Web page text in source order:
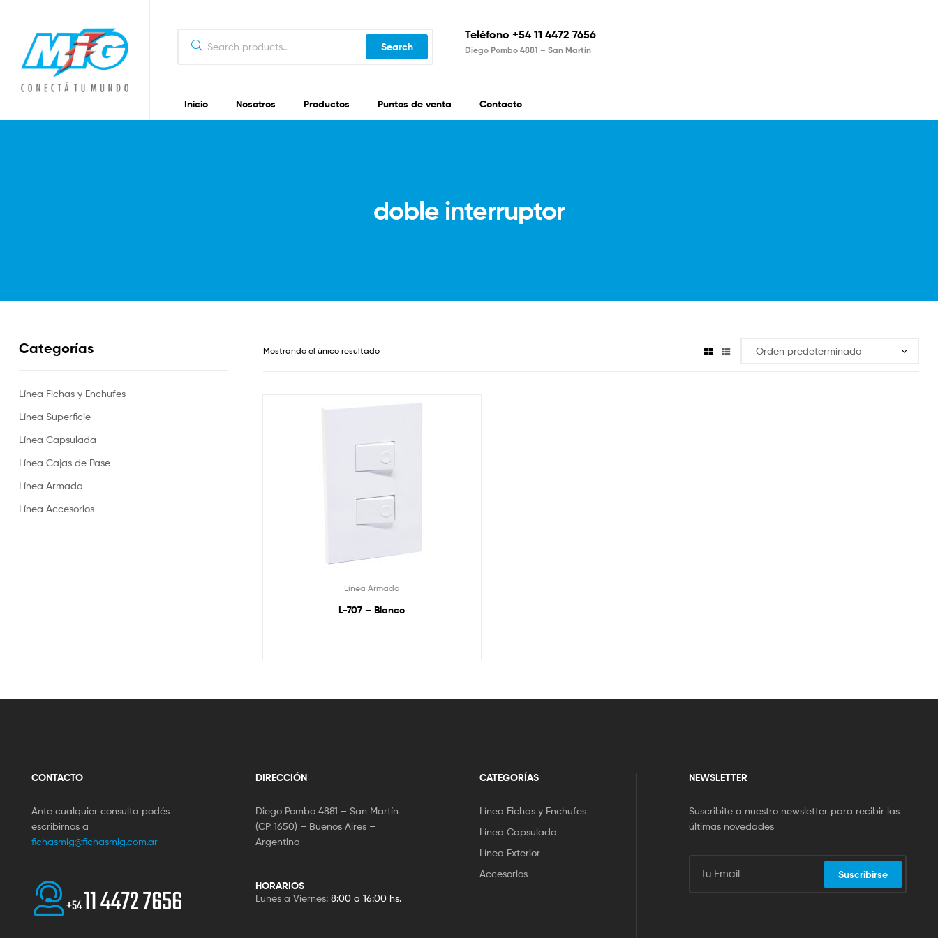
Search
Teléfono +54 11 4472 7656
Diego Pombo 4881 – San Martín
Inicio Nosotros Productos Puntos de venta Contacto
doble interruptor
Mostrando el único resultado
Línea Armada
L-707 – Blanco
Categorías
Línea Fichas y Enchufes
Línea Superficie
Línea Capsulada
Línea Cajas de Pase
Línea Armada
Línea Accesorios
CONTACTO
Ante cualquier consulta podés
escribirnos a
fichasmig@fichasmig.com.ar
+5411 4472 7656
DIRECCIÓN
Diego Pombo 4881 – San Martín
(CP 1650) – Buenos Aires –
Argentina
HORARIOS
Lunes a Viernes: 8:00 a 16:00 hs.
CATEGORÍAS
Línea Fichas y Enchufes
Línea Capsulada
Línea Exterior
Accesorios
NEWSLETTER
Suscribite a nuestro newsletter para recibir las
últimas novedades
Suscribirse